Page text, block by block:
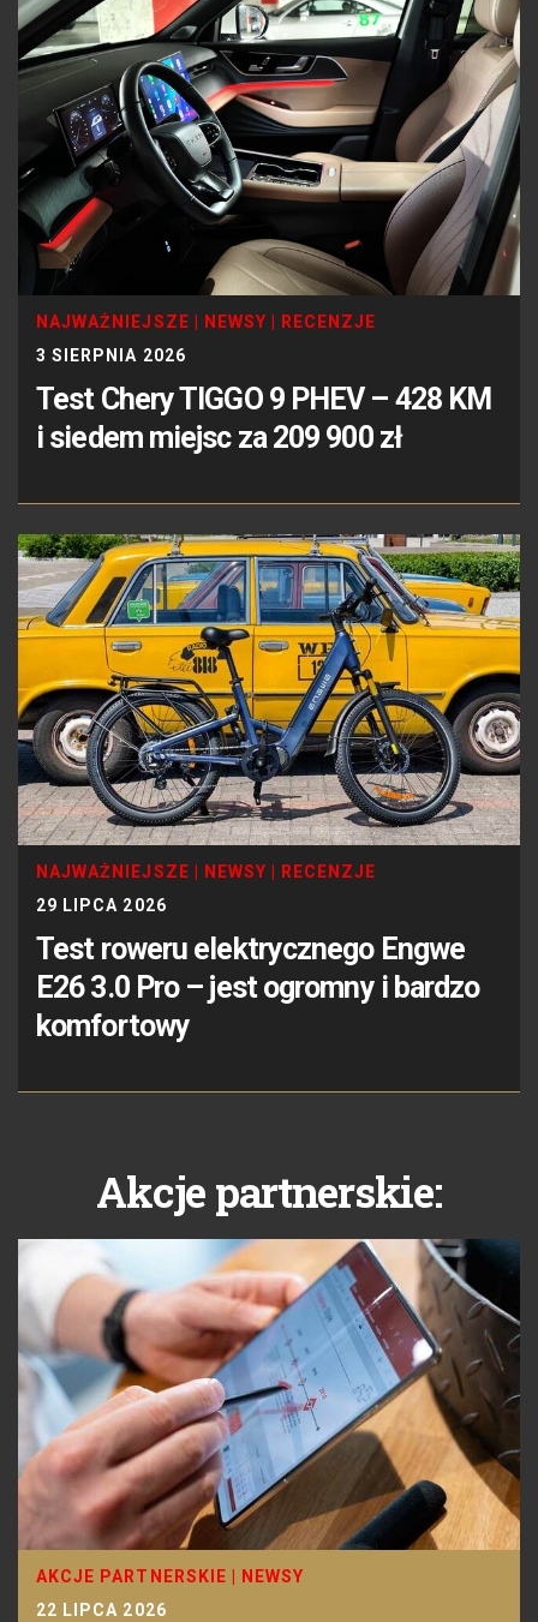
NAJWAŻNIEJSZE NEWSY
RECENZJE
3 SIERPNIA 2026
Test Chery TIGGO 9 PHEV – 428 KM
i siedem miejsc za 209 900 zł
NAJWAŻNIEJSZE NEWSY
RECENZJE
29 LIPCA 2026
Test roweru elektrycznego Engwe
E26 3.0 Pro – jest ogromny i bardzo
komfortowy
Akcje partnerskie:
AKCJE PARTNERSKIE
NEWSY
22 LIPCA 2026